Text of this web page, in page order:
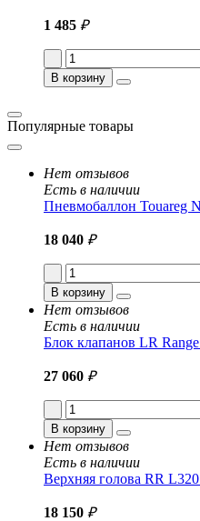
1 485 ₽
В корзину
Популярные товары
Нет отзывов
Есть в наличии
Пневмобаллон Touareg
18 040 ₽
В корзину
Нет отзывов
Есть в наличии
Блок клапанов LR
27 060 ₽
В корзину
Нет отзывов
Есть в наличии
Верхняя голова RR
18 150 ₽